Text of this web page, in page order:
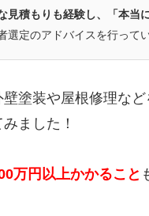
積もりも経験し、「本当
定のアドバイスを行ってい
塗装や屋根修理な
ました！
万円以上かかること